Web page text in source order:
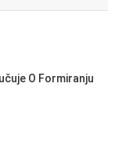
O Formiranju